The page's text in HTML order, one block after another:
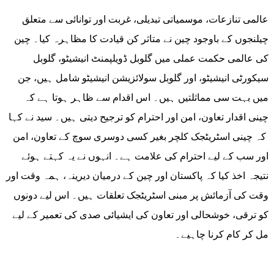
عالمی تنازعات، موسمیاتی تبدیلی، غربت اور توانائی سے متعلق
چیلنجوں کے باوجود چین نے متاثر کن قیادت کا مظاہرہ کیا۔ چین
کی عالمی حکمت عملی میں گلوبل ڈویلپمنٹ انیشیٹو، گلوبل
سیکورٹی انیشیٹو، اور گلوبل سولائزیشن انیشیٹو شامل ہیں، جن
میں بہت سی مماثلتیں ہیں۔ اس اقدام سے ظاہر ہوتا ہے کہ
چینی اقدار تعاون، امن اور احترام کو ترجیح دیتی ہیں۔ سید نے کہا
کہ چینی اسٹریٹجک کلچر بغیر کسی دوسری سوچ کے تعاون، امن
اور سب کے لیے احترام کی علامت ہے۔ انہوں نے یہ کہتے ہوئے
نتیجہ اخذ کیا کہ پاکستان اور چین کے درمیان دیرینہ، ہمہ وقت اور
وقت کی آزمائش پر مبنی اسٹریٹجک تعلقات ہیں۔ اس لیے دونوں
کو ترقی، خوشحالی اور تعاون کی ایشیائی صدی کی تعمیر کے لیے
مل کر کام کرنا چاہیے۔